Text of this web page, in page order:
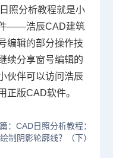
照分析教程就是小
——浩辰CAD建筑
编辑的部分操作技
续分享窗号编辑的
伙伴可以访问浩辰
正版CAD软件。
：CAD日照分析教程：
制阴影轮廓线？（下）